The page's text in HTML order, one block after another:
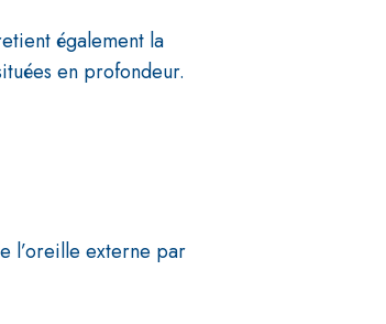
également la
en profondeur.
l’oreille externe par